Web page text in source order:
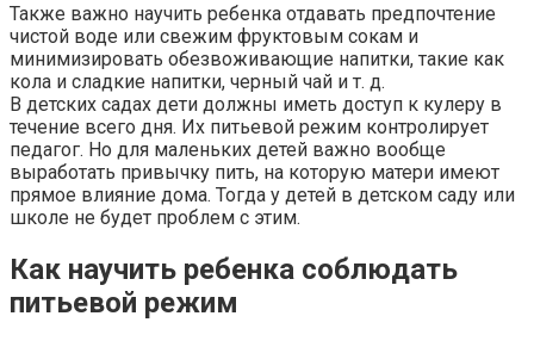
Также важно научить ребенка отдавать предпочтение
чистой воде или свежим фруктовым сокам и
минимизировать обезвоживающие напитки, такие как
кола и сладкие напитки, черный чай и т. д.
В детских садах дети должны иметь доступ к кулеру в
течение всего дня. Их питьевой режим контролирует
педагог. Но для маленьких детей важно вообще
выработать привычку пить, на которую матери имеют
прямое влияние дома. Тогда у детей в детском саду или
школе не будет проблем с этим.
Как научить ребенка соблюдать
питьевой режим